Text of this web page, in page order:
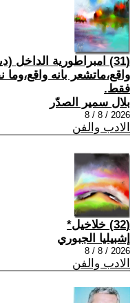
واقع،ماتشعر بانه
فقط.
بلال سمير الصدّر
2026 / 8 / 8
الادب والفن
(32) خلاخيل*
إشبيليا الجبوري
2026 / 8 / 8
الادب والفن